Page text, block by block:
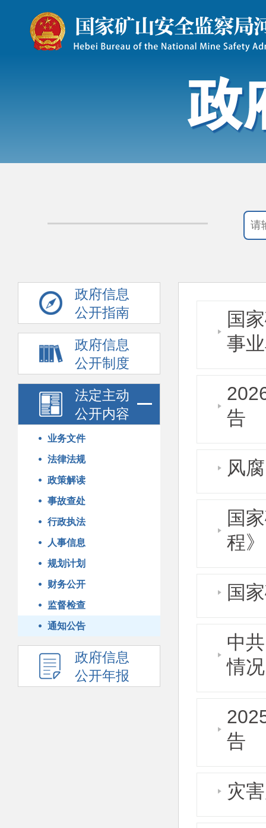
政府信息
公开指南
政府信息
公开制度
法定主动
公开内容
业务文件
法律法规
政策解读
事故查处
行政执法
人事信息
规划计划
财务公开
监督检查
通知公告
政府信息
公开年报
国
事
告
风
国
程
国
中
情
告
灾